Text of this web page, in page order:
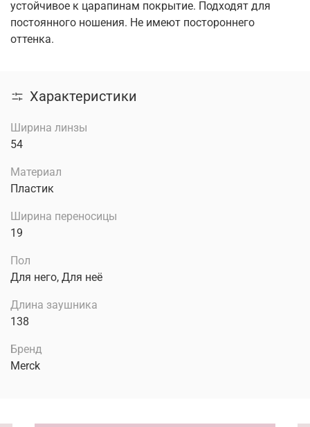
устойчивое к царапинам покрытие. Подходят для
постоянного ношения. Не имеют постороннего
оттенка.
Характеристики
Ширина линзы
54
Материал
Пластик
Ширина переносицы
19
Пол
Для него, Для неё
Длина заушника
138
Бренд
Merck